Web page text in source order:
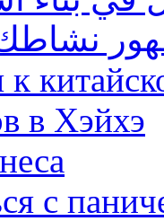
в Хэйхэ
с